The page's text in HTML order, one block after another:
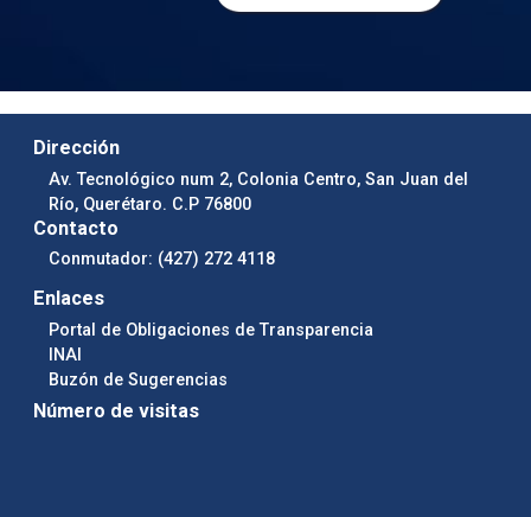
Dirección
Av. Tecnológico num 2, Colonia Centro, San Juan del
Río, Querétaro. C.P 76800
Contacto
Conmutador: (427) 272 4118
Enlaces
Portal de Obligaciones de Transparencia
INAI
Buzón de Sugerencias
Número de visitas